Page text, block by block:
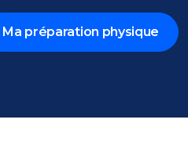
Ma préparation physique